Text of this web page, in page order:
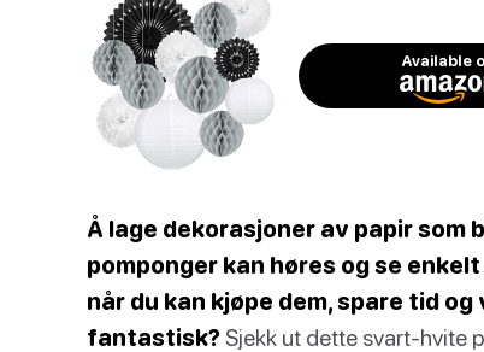
Available
Å lage dekorasjoner av papir som
pomponger kan høres og se
når du kan kjøpe dem, spare tid
fantastisk? Sjekk ut dette svart-hvite